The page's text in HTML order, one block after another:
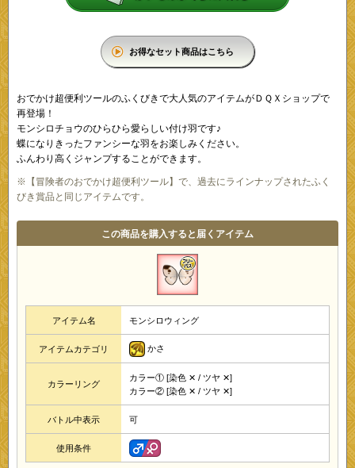
お得なセット商品はこちら
おでかけ超便利ツールのふくびきで大人気のアイテムがＤＱＸショップで
再登場！
モンシロチョウのひらひら愛らしい付け羽です♪
蝶になりきったファンシーな羽をお楽しみください。
ふんわり高くジャンプすることができます。
※【冒険者のおでかけ超便利ツール】で、過去にラインナップされたふく
びき賞品と同じアイテムです。
この商品を購入すると届くアイテム
アイテム名 モンシロウィング
アイテムカテゴリ かさ
カラーリング
カラー① [染色 ✕ / ツヤ ✕]
カラー② [染色 ✕ / ツヤ ✕]
バトル中表示 可
使用条件